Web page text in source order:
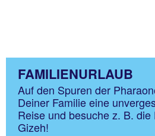
FAMILIENURLAUB
Auf den Spuren der
Deiner Familie eine
Reise und besuche z. B.
Gizeh!